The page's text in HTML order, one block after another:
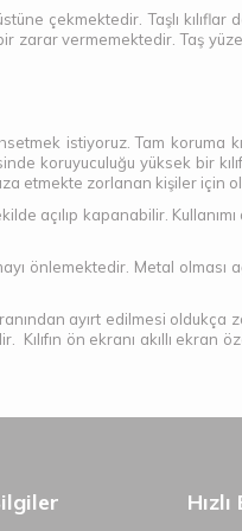
çekmektedir. Taşlı kılıflar
zarar vermemektedir. Taş
istiyoruz. Tam koruma
koruyuculuğu yüksek bir
etmekte zorlanan kişiler için
açılıp kapanabilir.
önlemektedir. Metal olması
ayırt edilmesi oldukça
ön ekranı akıllı ekran